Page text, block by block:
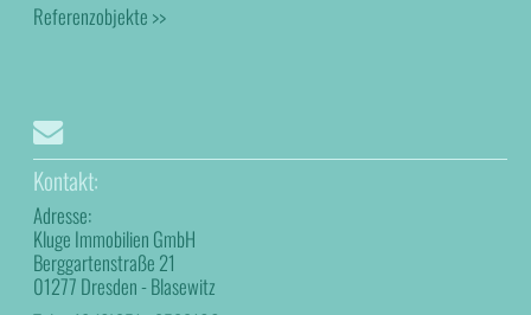
Referenzobjekte >>
Kontakt:
Adresse:
Kluge Immobilien GmbH
Berggartenstraße 21
01277 Dresden - Blasewitz